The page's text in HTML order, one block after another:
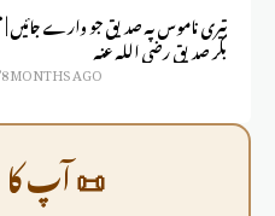
تیری ناموس پہ صدیق جو وارے
بکر صدیق رضی اللہ عنہ
8 MONTHS AGO
📜 آپ کا